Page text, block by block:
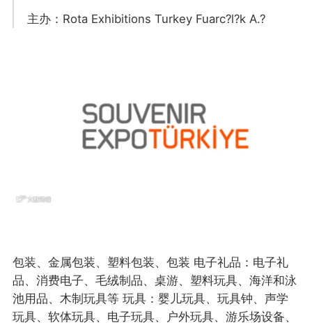
主办：Rota Exhibitions Turkey Fuarc?l?k A.?
包装、金属包装、塑料包装、包装 电子礼品：电子礼
品、消费电子、毛绒制品、桌游、塑料玩具、海洋和泳
池用品、木制玩具等 玩具：婴儿玩具、玩具钟、声学
玩具、软体玩具、电子玩具、户外玩具、游乐场设备、